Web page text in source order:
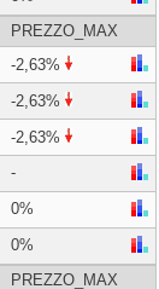
PREZZO_MAX
-2,63%
-2,63%
-2,63%
-
0%
0%
PREZZO_MAX